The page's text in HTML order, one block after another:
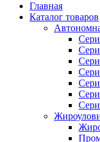
Главная
Каталог товаров